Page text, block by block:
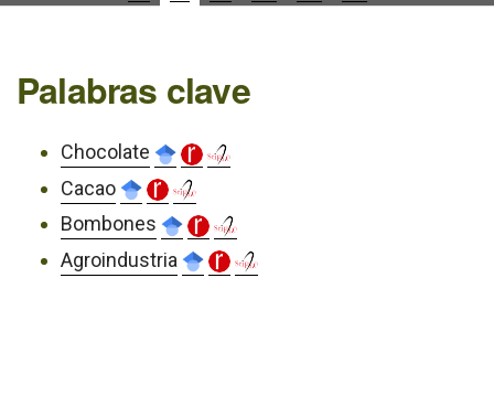
Palabras clave
Chocolate
Cacao
Bombones
Agroindustria